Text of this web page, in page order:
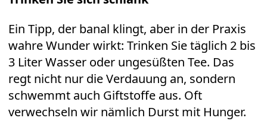
Ein Tipp, der banal klingt, aber in der Praxis
wahre Wunder wirkt: Trinken Sie täglich 2 bis
3 Liter Wasser oder ungesüßten Tee. Das
regt nicht nur die Verdauung an, sondern
schwemmt auch Giftstoffe aus. Oft
verwechseln wir nämlich Durst mit Hunger.